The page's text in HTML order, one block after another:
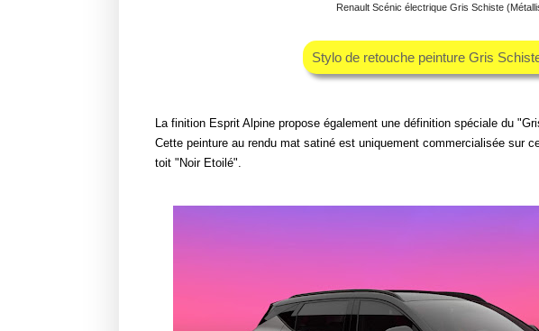
Renault Scénic électrique Gris Schiste
Stylo de retouche peinture Gris
La finition Esprit Alpine propose également une définition spéciale du
Cette peinture au rendu mat satiné est uniquement commercialisée sur
toit "Noir Etoilé".